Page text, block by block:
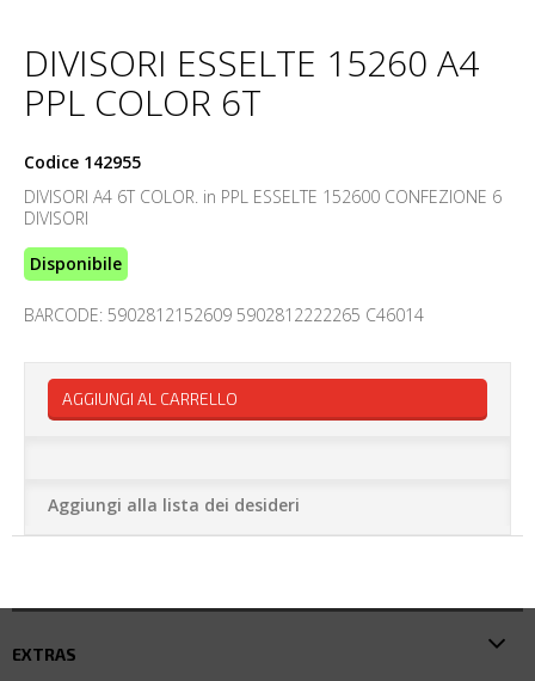
DIVISORI ESSELTE 15260 A4
PPL COLOR 6T
Codice 142955
DIVISORI A4 6T COLOR. in PPL ESSELTE 152600 CONFEZIONE 6
DIVISORI
Disponibile
BARCODE: 5902812152609 5902812222265 C46014
AGGIUNGI AL CARRELLO
Aggiungi alla lista dei desideri
EXTRAS